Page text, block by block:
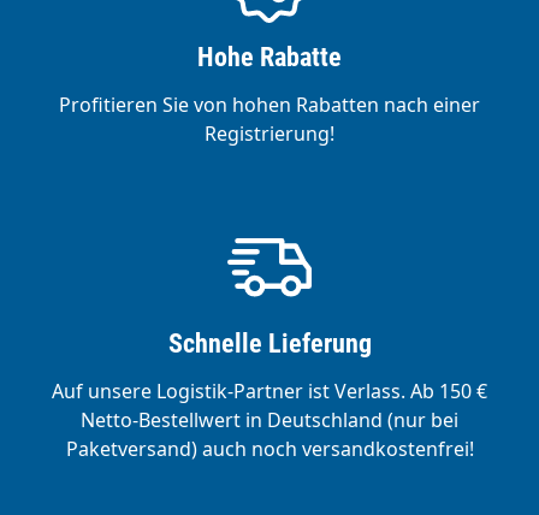
Hohe Rabatte
Profitieren Sie von hohen Rabatten nach einer
Registrierung!
Schnelle Lieferung
Auf unsere Logistik-Partner ist Verlass. Ab 150 €
Netto-Bestellwert in Deutschland (nur bei
Paketversand) auch noch versandkostenfrei!